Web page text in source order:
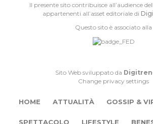
Il presente sito contribuisce all’audience
appartenenti all’asset editoriale di
Questo sito è associato alla
Sito Web sviluppato da
Change privacy settings
HOME ATTUALITÀ GOSSIP &
SPETTACOLO LIFESTYLE